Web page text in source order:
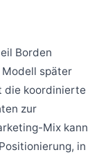
Borden
später
die koordinierte
zur
Mix kann
in